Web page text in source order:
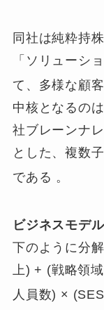
同社は純粋持
「ソリューシ
て、多様な顧
中核となるの
社ブレーンナ
とした、複数
である 。
ビジネスモデ
下のように分
上) + (戦略領
人員数) ×